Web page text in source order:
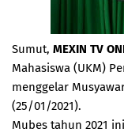
Sumut, MEXIN TV
Mahasiswa (UKM)
menggelar
(25/01/2021).
Mubes tahun 2021